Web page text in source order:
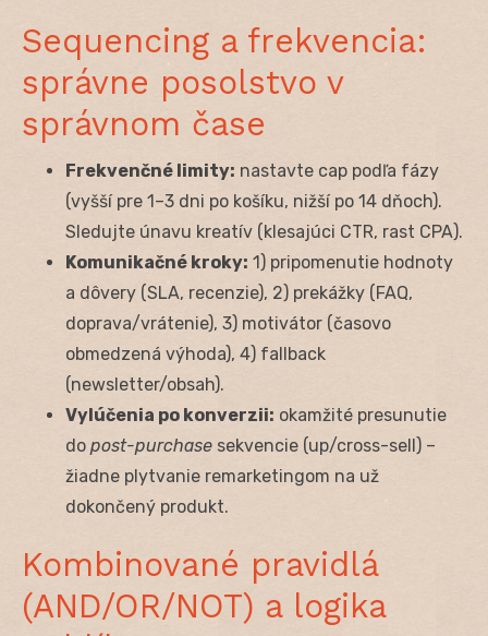
Sequencing a frekvencia:
správne posolstvo v
správnom čase
Frekvenčné limity: nastavte cap podľa fázy
(vyšší pre 1–3 dni po košíku, nižší po 14 dňoch).
Sledujte únavu kreatív (klesajúci CTR, rast CPA).
Komunikačné kroky: 1) pripomenutie hodnoty
a dôvery (SLA, recenzie), 2) prekážky (FAQ,
doprava/vrátenie), 3) motivátor (časovo
obmedzená výhoda), 4) fallback
(newsletter/obsah).
Vylúčenia po konverzii: okamžité presunutie
do post-purchase sekvencie (up/cross-sell) –
žiadne plytvanie remarketingom na už
dokončený produkt.
Kombinované pravidlá
(AND/OR/NOT) a logika